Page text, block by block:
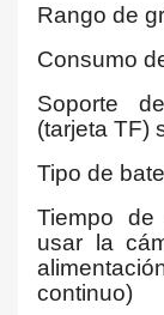
Rango de
Consumo
Soporte
(tarjeta TF)
Tipo de
Tiempo
usar la
continuo)